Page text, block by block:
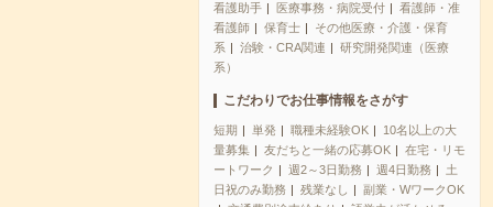
看護助手 医療事務・病院受付
看護師・准
看護師
保育士
その他医療・介護・保育
系
治験・CRA関連
研究開発関連（医療
系）
こだわりでお仕事情報をさがす
短期 単発 職種未経験OK
10名以上の大
量募集
友だちと一緒の応募OK
在宅・リモ
ートワーク
週2～3日勤務 週4日勤務
土
日祝のみ勤務
残業なし
副業・WワークOK